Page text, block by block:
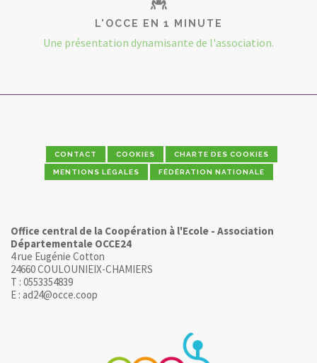
L'OCCE EN 1 MINUTE
Une présentation dynamisante de l'association.
CONTACT COOKIES CHARTE DES COOKIES
MENTIONS LÉGALES FÉDÉRATION NATIONALE
Office central de la Coopération à l'Ecole - Association
Départementale OCCE24
4 rue Eugénie Cotton
24660 COULOUNIEIX-CHAMIERS
T : 0553354839
E : ad24@occe.coop